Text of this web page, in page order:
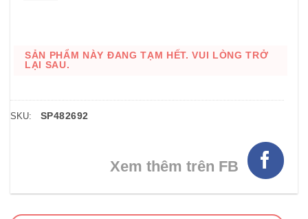
SẢN PHẨM NÀY ĐANG TẠM HẾT. VUI LÒNG TRỞ
LẠI SAU.
SKU: SP482692
Xem thêm trên FB